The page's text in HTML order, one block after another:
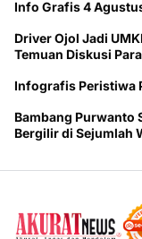
Info Grafis 4
Driver Ojol Jadi
Temuan Diskusi
Infografis Peristiwa
Bambang Purwanto
Bergilir di Sejumlah